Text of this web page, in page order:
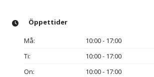
Öppettider
Må:
10:00 - 17:00
Ti:
10:00 - 17:00
On:
10:00 - 17:00